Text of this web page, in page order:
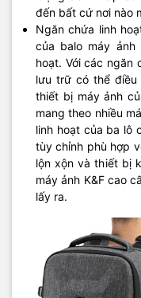
đến bất cứ nơi nào
Ngăn chứa linh
của balo máy ảnh
hoạt. Với các ngăn
lưu trữ có thể
thiết bị máy ảnh
mang theo nhiều
linh hoạt của ba lô
tùy chỉnh phù hợp
lộn xộn và thiết bị
máy ảnh K&F cao
lấy ra.